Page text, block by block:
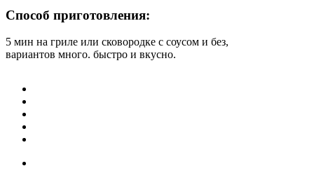
Способ приготовления:
5 мин на гриле или сковородке с соусом и без,
вариантов много. быстро и вкусно.